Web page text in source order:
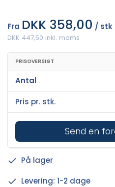
Fra DKK 358,00 / stk
DKK 447,50 inkl. moms
PRISOVERSIGT
Send en
Antal
Pris pr. stk.
På lager
Levering: 1-2 dage